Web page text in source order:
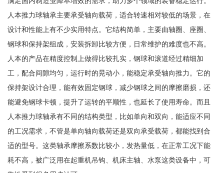
人本推力球轴承主要承受轴向载荷，适合转速相对较低的场景，在
设计和性能上有不少实用特点。它结构简单，主要由轴圈、座圈、
钢球和保持架组成，安装拆卸比较方便，日常维护的难度也不高。
人本的产品在精度控制上做得比较扎实，钢球和滚道经过精细加
工，配合间隙均匀，运行时的晃动小，能稳定承受轴向推力。它的
保持架设计合理，能有效固定钢球，减少钢球之间的摩擦磨损，还
能避免钢球卡顿，提升了运转的平顺性，也延长了使用寿命。而且
人本推力球轴承有不同的结构类型，比如单向和双向，能适应不同
的工况需求，不管是单向轴向载荷还是双向承受载荷，都能找到合
适的型号。这类轴承摩擦系数比较小，发热量低，在正常工况下能
耗不高，被广泛用在起重机吊钩、机床主轴、水泵这类设备中，可